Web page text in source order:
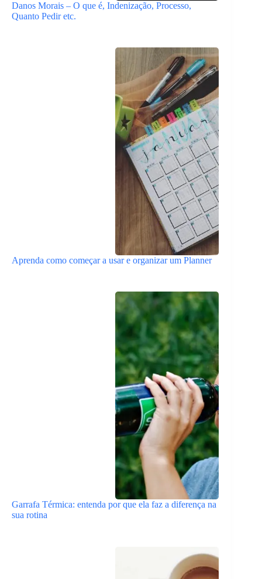
Danos Morais – O que é, Indenização, Processo,
Quanto Pedir etc.
Aprenda como começar a usar e organizar um Planner
Garrafa Térmica: entenda por que ela faz a diferença na
sua rotina